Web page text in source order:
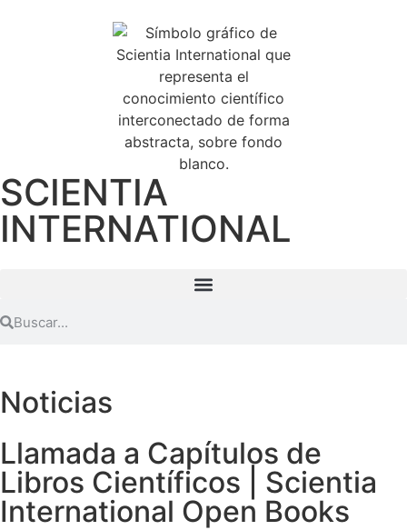
SCIENTIA
INTERNATIONAL
Noticias
Llamada a Capítulos de
Libros Científicos | Scientia
International Open Books